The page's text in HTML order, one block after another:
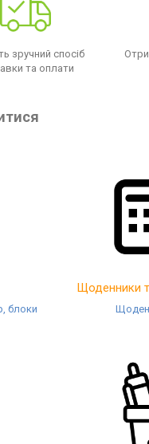
зручний спосіб
та оплати
блоки
Щоденники